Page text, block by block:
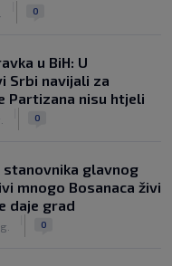
0
u BiH: U
Srbi navijali za
Partizana nisu htjeli
0
glavnog
mnogo Bosanaca živi
daje grad
0